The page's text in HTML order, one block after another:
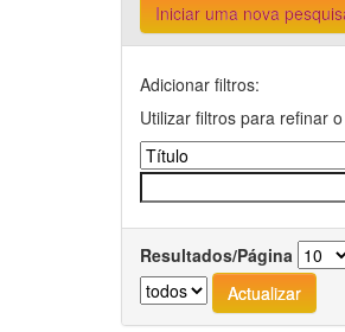
Iniciar uma nova
Adicionar filtros:
Utilizar filtros para refinar
Resultados/Página